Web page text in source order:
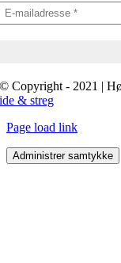
© Copyright - 2021 |
ide & streg
Page load link
Administrer samtykke